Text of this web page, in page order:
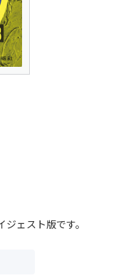
ェスト版です。